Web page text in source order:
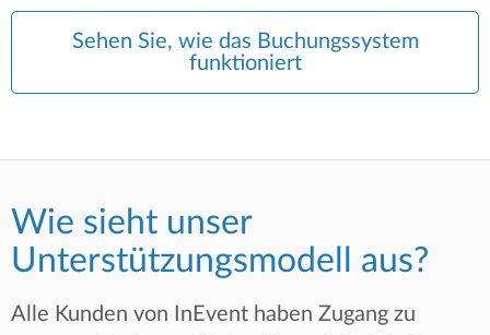
Sehen Sie, wie das Buchungssystem
funktioniert
Wie sieht unser
Unterstützungsmodell aus?
Alle Kunden von InEvent haben Zugang zu